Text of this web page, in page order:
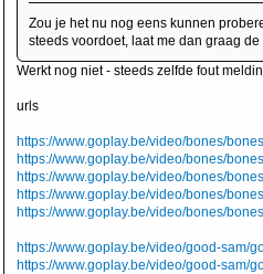
Zou je het nu nog eens kunnen
steeds voordoet, laat me dan graag
Werkt nog niet - steeds zelfde fout
urls
https://www.goplay.be/video/bones/
https://www.goplay.be/video/bones/
https://www.goplay.be/video/bones/
https://www.goplay.be/video/bones/
https://www.goplay.be/video/bones/
https://www.goplay.be/video/good-sam/
https://www.goplay.be/video/good-sam/